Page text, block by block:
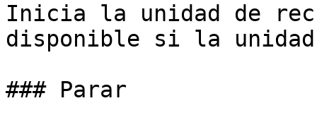
Inicia la unidad de
disponible si la
### Parar